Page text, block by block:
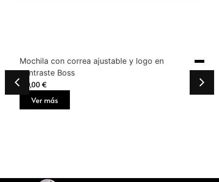
Mochila con correa ajustable y logo en
contraste Boss
160,00 €
Ver más